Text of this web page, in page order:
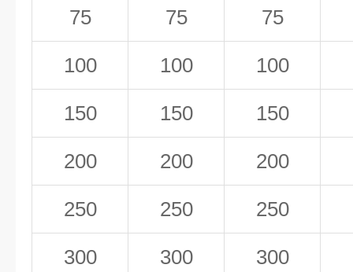
75 75 75
100 100 100
150 150 150
200 200 200
250 250 250
300 300 300